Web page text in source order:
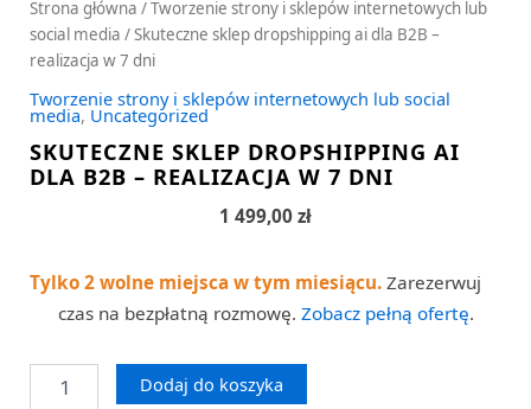
Strona główna /Tworzenie strony i sklepów internetowych lub
social media / Skuteczne sklep dropshipping ai dla B2B –
realizacja w 7 dni
Tworzenie strony i sklepów internetowych lub social
media, Uncategorized
SKUTECZNE SKLEP DROPSHIPPING AI
DLA B2B – REALIZACJA W 7 DNI
1 499,00 zł
Tylko 2 wolne miejsca w tym miesiącu. Zarezerwuj
czas na bezpłatną rozmowę. Zobacz pełną ofertę.
Dodaj do koszyka